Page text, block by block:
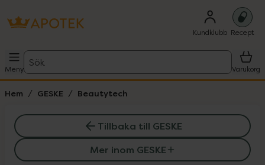
Kundklubb Recept
Meny
Sök
Varukorg
Hem GESKE Beautytech
Tillbaka till GESKE
Mer inom GESKE